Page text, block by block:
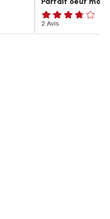
ratings.3.7
2 Avis